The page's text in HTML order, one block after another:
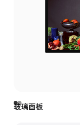
玻璃面板